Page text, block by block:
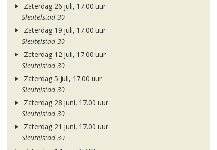
Zaterdag 26 juli, 17.00 uur
Sleutelstad 30
Zaterdag 19 juli, 17.00 uur
Sleutelstad 30
Zaterdag 12 juli, 17.00 uur
Sleutelstad 30
Zaterdag 5 juli, 17.00 uur
Sleutelstad 30
Zaterdag 28 juni, 17.00 uur
Sleutelstad 30
Zaterdag 21 juni, 17.00 uur
Sleutelstad 30